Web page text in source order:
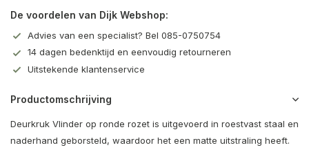
De voordelen van Dijk Webshop:
Advies van een specialist? Bel 085-0750754
14 dagen bedenktijd en eenvoudig retourneren
Uitstekende klantenservice
Productomschrijving
Deurkruk Vlinder op ronde rozet is uitgevoerd in roestvast staal en
naderhand geborsteld, waardoor het een matte uitstraling heeft.